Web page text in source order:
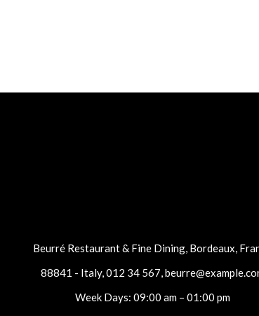
Beurré Restaurant & Fine Dining, Bordeaux,
88841 - Italy,012 34 567,
Week Days: 09:00 am – 01:00 pm